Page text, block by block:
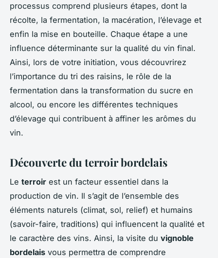
processus comprend plusieurs étapes, dont la
récolte, la fermentation, la macération, l’élevage et
enfin la mise en bouteille. Chaque étape a une
influence déterminante sur la qualité du vin final.
Ainsi, lors de votre initiation, vous découvrirez
l’importance du tri des raisins, le rôle de la
fermentation dans la transformation du sucre en
alcool, ou encore les différentes techniques
d’élevage qui contribuent à affiner les arômes du
vin.
Découverte du terroir bordelais
Le terroir est un facteur essentiel dans la
production de vin. Il s’agit de l’ensemble des
éléments naturels (climat, sol, relief) et humains
(savoir-faire, traditions) qui influencent la qualité et
le caractère des vins. Ainsi, la visite du vignoble
bordelais vous permettra de comprendre